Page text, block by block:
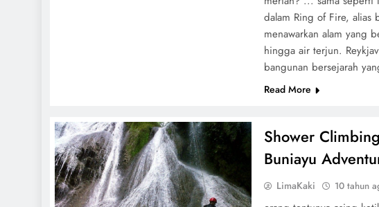
dalam Ring of Fire, alias
menawarkan alam yang
hingga air terjun.
bangunan bersejarah
Read More
Shower
Buniayu
LimaKaki 10 tahun